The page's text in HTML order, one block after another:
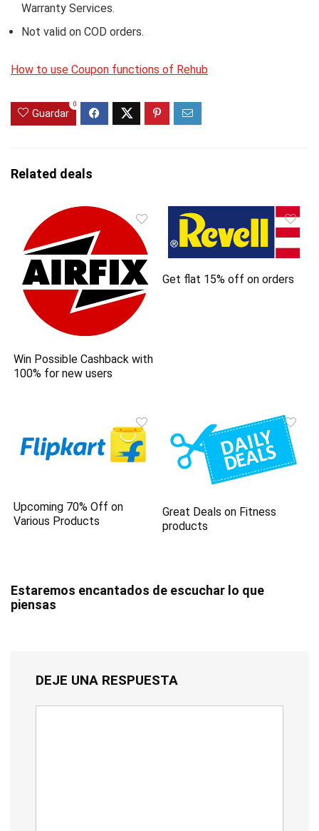
Warranty Services.
Not valid on COD orders.
How to use Coupon functions of Rehub
Guardar
0
Related deals
Win Possible Cashback with
100% for new users
Get flat 15% off on orders
Upcoming 70% Off on
Various Products
Great Deals on Fitness
products
Estaremos encantados de escuchar lo que
piensas
DEJE UNA RESPUESTA